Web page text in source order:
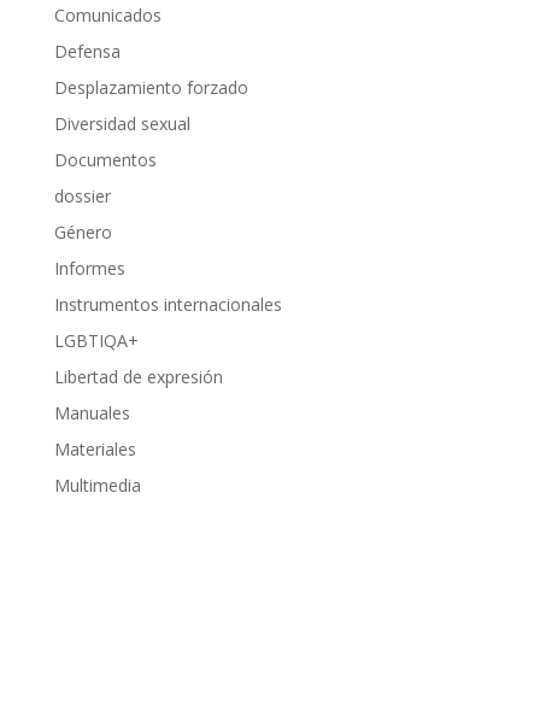
Comunicados
Defensa
Desplazamiento forzado
Diversidad sexual
Documentos
dossier
Género
Informes
Instrumentos internacionales
LGBTIQA+
Libertad de expresión
Manuales
Materiales
Multimedia